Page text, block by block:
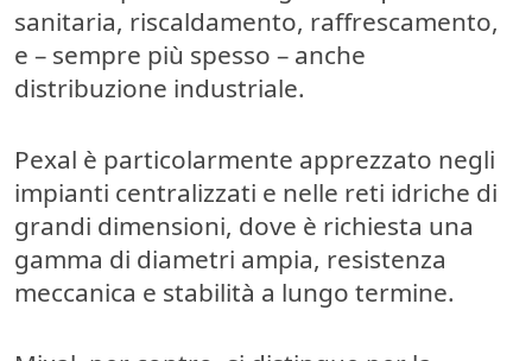
sanitaria, riscaldamento, raffrescamento,
e – sempre più spesso – anche
distribuzione industriale.
Pexal è particolarmente apprezzato negli
impianti centralizzati e nelle reti idriche di
grandi dimensioni, dove è richiesta una
gamma di diametri ampia, resistenza
meccanica e stabilità a lungo termine.